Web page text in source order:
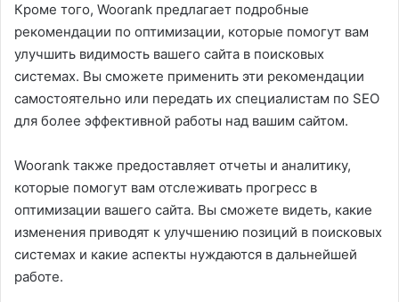
Кроме того, Woorank предлагает подробные
рекомендации по оптимизации, которые помогут вам
улучшить видимость вашего сайта в поисковых
системах. Вы сможете применить эти рекомендации
самостоятельно или передать их специалистам по SEO
для более эффективной работы над вашим сайтом.
Woorank также предоставляет отчеты и аналитику,
которые помогут вам отслеживать прогресс в
оптимизации вашего сайта. Вы сможете видеть, какие
изменения приводят к улучшению позиций в поисковых
системах и какие аспекты нуждаются в дальнейшей
работе.